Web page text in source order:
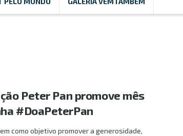
Peter Pan promove mês
#DoaPeterPan
como objetivo promover a generosidade,